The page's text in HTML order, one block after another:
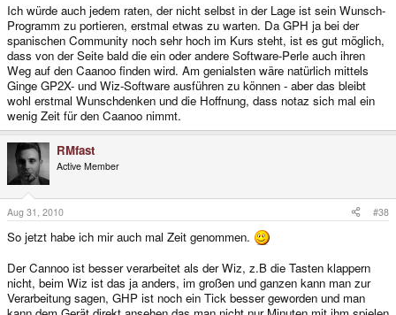
Ich würde auch jedem raten, der nicht selbst in der Lage ist sein Wunsch-
Programm zu portieren, erstmal etwas zu warten. Da GPH ja bei der
spanischen Community noch sehr hoch im Kurs steht, ist es gut möglich,
dass von der Seite bald die ein oder andere Software-Perle auch ihren
Weg auf den Caanoo finden wird. Am genialsten wäre natürlich mittels
Ginge GP2X- und Wiz-Software ausführen zu können - aber das bleibt
wohl erstmal Wunschdenken und die Hoffnung, dass notaz sich mal ein
wenig Zeit für den Caanoo nimmt.
RMfast
Active Member
Aug 31, 2010 #38
So jetzt habe ich mir auch mal Zeit genommen.
Der Cannoo ist besser verarbeitet als der Wiz, z.B die Tasten klappern
nicht, beim Wiz ist das ja anders, im großen und ganzen kann man zur
Verarbeitung sagen, GHP ist noch ein Tick besser geworden und man